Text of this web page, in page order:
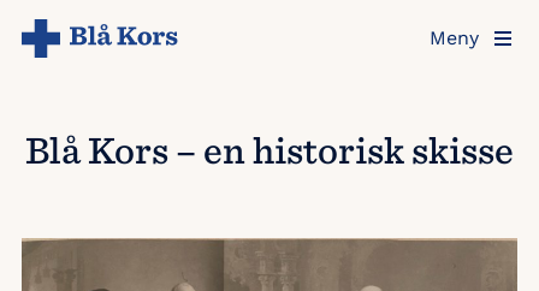
Hopp
Meny
Blå Kors – en historisk skisse